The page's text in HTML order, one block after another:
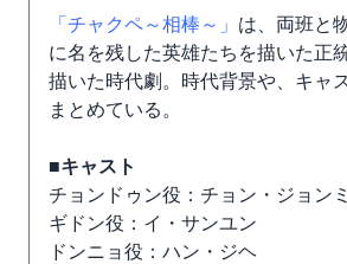
「チャクペ～相棒～」 は、両班と
に名を残した英雄たちを描いた正
描いた時代劇。時代背景や、キャ
まとめている。
■キャスト
チョンドゥン役：チョン・ジョン
ギドン役：イ・サンユン
ドンニョ役：ハン・ジヘ